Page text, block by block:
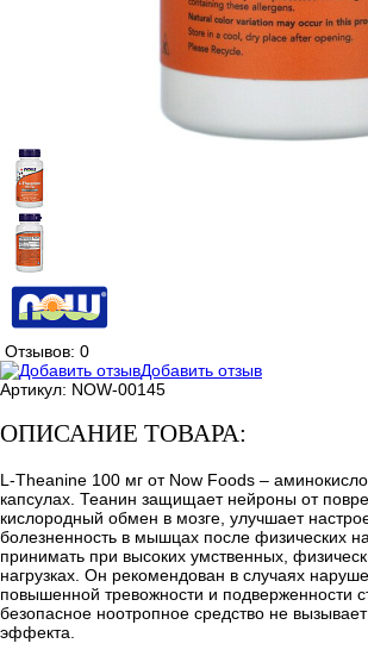
Отзывов: 0
Добавить отзыв
Артикул: NOW-00145
ОПИСАНИЕ ТОВАРА:
L-Theanine 100 мг от Now Foods –
капсулах. Теанин защищает нейроны от
кислородный обмен в мозге, улучшает
болезненность в мышцах после физических
принимать при высоких умственных,
нагрузках. Он рекомендован в случаях
повышенной тревожности и подверженности
безопасное ноотропное средство не
эффекта.